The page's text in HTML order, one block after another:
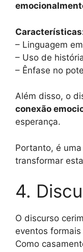
– Linguagem
– Uso de
– Ênfase no
Além disso, o
conexão
esperança.
Portanto, é
transformar
4.
O discurso
eventos
Como